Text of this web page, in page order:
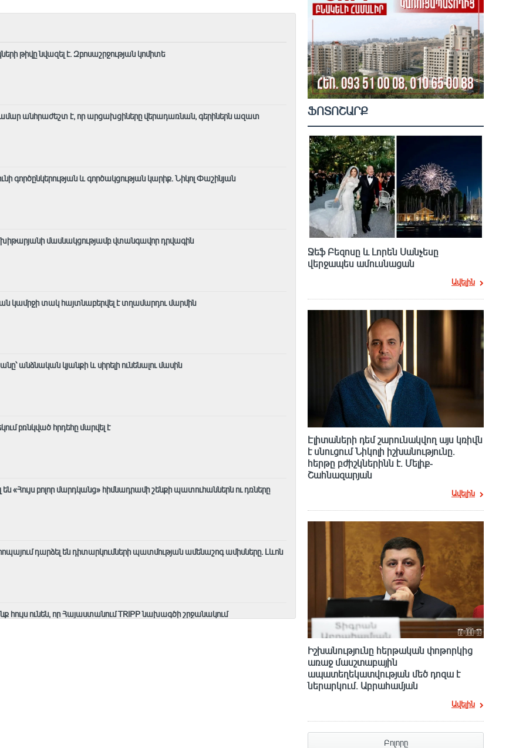
թիվը նվազել է. Զբոսաշրջության կոմիտե
անհրաժեշտ է, որ արցախցիները վերադառնան, գերիներն ազատ
գործընկերության և գործակցության կարիք․ Նիկոլ Փաշինյան
մասնակցությամբ վտանգավոր դրվագին
կամրջի տակ հայտնաբերվել է տղամարդու մարմին
անձնական կյանքի և սիրելի ունենալու մասին
բռնկված հրդեհը մարվել է
«Հույս բոլոր մարդկանց» հիմնադրամի շենքի պատուհաններն ու դռները
դարձել են դիտարկումների պատմության ամենաշոգ ամիսները․ Լևոն
ունեն, որ Հայաստանում TRIPP նախագծի շրջանակում
ՖՈՏՈՇԱՐՔ
Ջեֆ Բեզոսը և Լորեն Սանչեսը
վերջապես ամուսնացան
Ավելին
Էլիտաների դեմ շարունակվող այս կռիվն
է սնուցում Նիկոլի իշխանությունը.
հերթը բժիշկներինն է. Մելիք-
Շահնազարյան
Ավելին
Իշխանությունը հերթական փոթորկից
առաջ մասշտաբային
ապատեղեկատվության մեծ դnզա է
ներարկում․ Աբրահամյան
Ավելին
Բոլորը